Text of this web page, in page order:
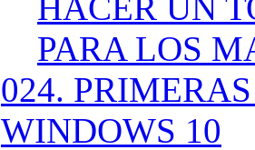
PARA LOS
024.
WINDOWS 10